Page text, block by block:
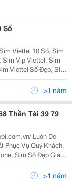
Số
Viettel 10 Số, Sim
Sim
Viettel Số Đẹp, Sim
>1 năm
Thần Tài 39 79
Luôn Dc
Phục Vụ Quý Khách.
Sim Số Đẹp Giá
Rất Dễ Nhớ, Sim
Đẹp, Sim Thần Tài 39,
>1 năm